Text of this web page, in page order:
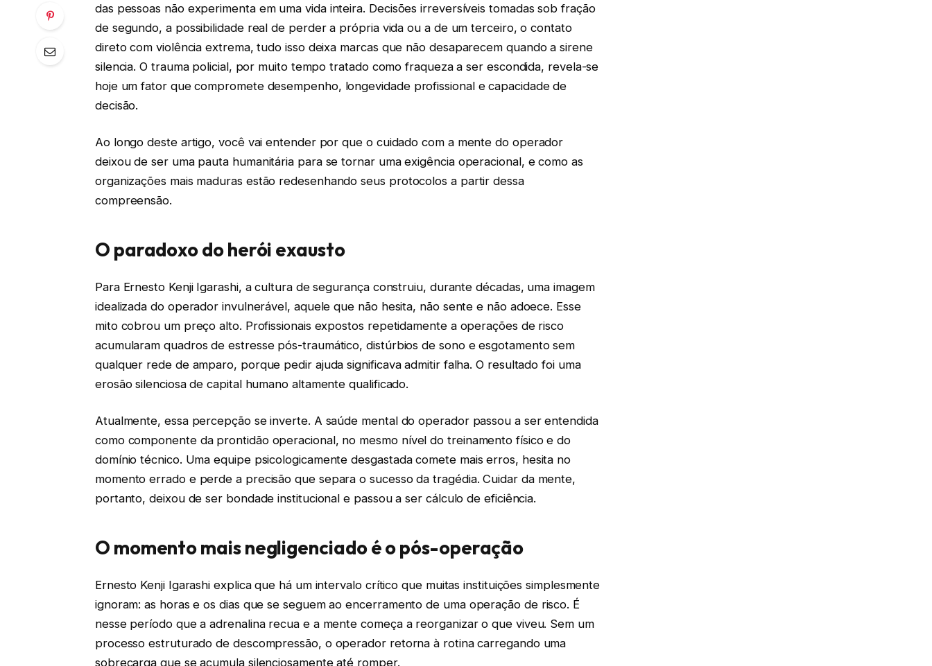
das pessoas não experimenta em uma vida inteira. Decisões irreversíveis tomadas sob fração
de segundo, a possibilidade real de perder a própria vida ou a de um terceiro, o contato
direto com violência extrema, tudo isso deixa marcas que não desaparecem quando a sirene
silencia. O trauma policial, por muito tempo tratado como fraqueza a ser escondida, revela-se
hoje um fator que compromete desempenho, longevidade profissional e capacidade de
decisão.
Ao longo deste artigo, você vai entender por que o cuidado com a mente do operador
deixou de ser uma pauta humanitária para se tornar uma exigência operacional, e como as
organizações mais maduras estão redesenhando seus protocolos a partir dessa
compreensão.
O paradoxo do herói exausto
Para Ernesto Kenji Igarashi, a cultura de segurança construiu, durante décadas, uma imagem
idealizada do operador invulnerável, aquele que não hesita, não sente e não adoece. Esse
mito cobrou um preço alto. Profissionais expostos repetidamente a operações de risco
acumularam quadros de estresse pós-traumático, distúrbios de sono e esgotamento sem
qualquer rede de amparo, porque pedir ajuda significava admitir falha. O resultado foi uma
erosão silenciosa de capital humano altamente qualificado.
Atualmente, essa percepção se inverte. A saúde mental do operador passou a ser entendida
como componente da prontidão operacional, no mesmo nível do treinamento físico e do
domínio técnico. Uma equipe psicologicamente desgastada comete mais erros, hesita no
momento errado e perde a precisão que separa o sucesso da tragédia. Cuidar da mente,
portanto, deixou de ser bondade institucional e passou a ser cálculo de eficiência.
O momento mais negligenciado é o pós-operação
Ernesto Kenji Igarashi explica que há um intervalo crítico que muitas instituições simplesmente
ignoram: as horas e os dias que se seguem ao encerramento de uma operação de risco. É
nesse período que a adrenalina recua e a mente começa a reorganizar o que viveu. Sem um
processo estruturado de descompressão, o operador retorna à rotina carregando uma
sobrecarga que se acumula silenciosamente até romper.